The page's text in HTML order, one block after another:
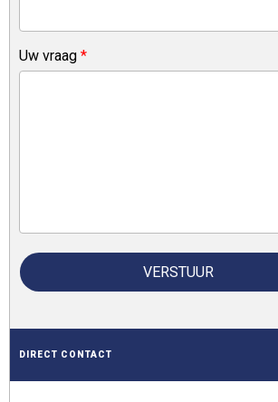
Uw vraag *
VERSTUUR
DIRECT CONTACT